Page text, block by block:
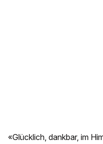
«Glücklich, dankbar, im